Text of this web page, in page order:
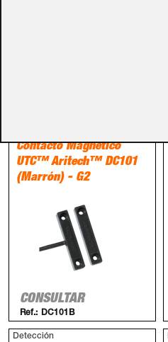
Contacto Magnético
UTC™ Aritech™ DC101
(Marrón) - G2
CONSULTAR
Ref.: DC101B
Detección